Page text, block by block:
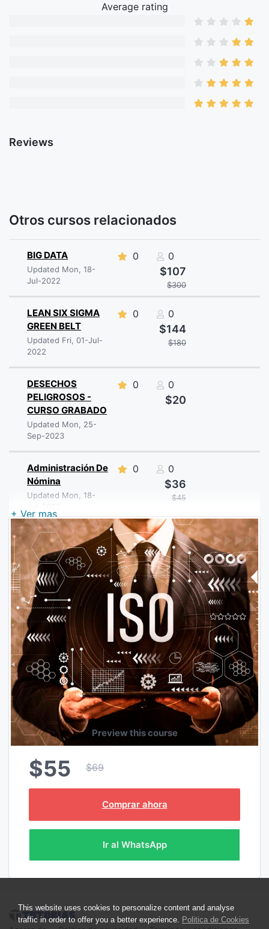
This website uses cookies to personalize content and analyse
traffic in order to offer you a better experience. Politica de Cookies
Average rating
Reviews
+ Ver mas
Otros cursos relacionados
BIG DATA
Updated Mon, 18-
Jul-2022
0 0
$300
$107
LEAN SIX SIGMA
GREEN BELT
Updated Fri, 01-Jul-
2022
0 0
$180
$144
DESECHOS
PELIGROSOS -
CURSO GRABADO
Updated Mon, 25-
Sep-2023
0 0
$20
Administración De
Nómina
Updated Mon, 18-
0 0
$45
$36
Preview this course
$55 $69
Comprar ahora
Ir al WhatsApp